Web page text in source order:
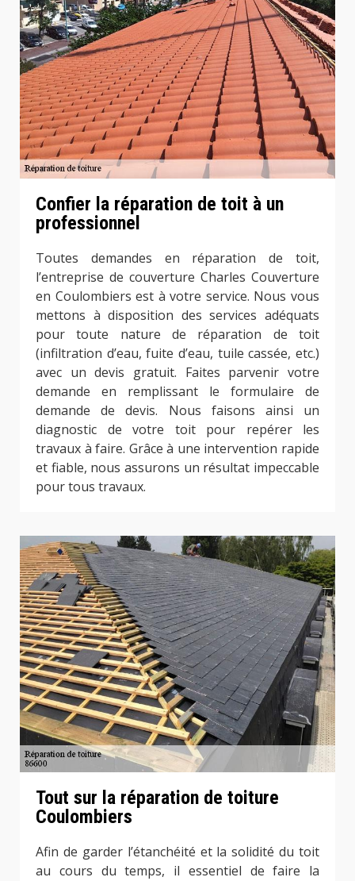
Confier la réparation de toit à un
professionnel
Toutes demandes en réparation de toit,
l’entreprise de couverture Charles Couverture
en Coulombiers est à votre service. Nous vous
mettons à disposition des services adéquats
pour toute nature de réparation de toit
(infiltration d’eau, fuite d’eau, tuile cassée, etc.)
avec un devis gratuit. Faites parvenir votre
demande en remplissant le formulaire de
demande de devis. Nous faisons ainsi un
diagnostic de votre toit pour repérer les
travaux à faire. Grâce à une intervention rapide
et fiable, nous assurons un résultat impeccable
pour tous travaux.
Tout sur la réparation de toiture
Coulombiers
Afin de garder l’étanchéité et la solidité du toit
au cours du temps, il essentiel de faire la